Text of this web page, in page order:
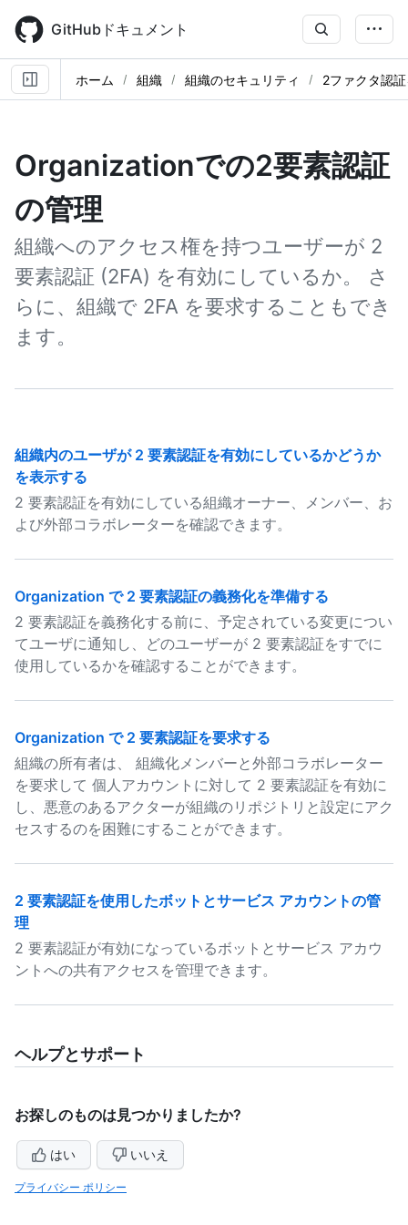
main
content
GitHubドキュメント
ホーム 組織 組織のセキュリティ 2ファクタ認
Organizationでの2要素認証
の管理
組織へのアクセス権を持つユーザーが 2
要素認証 (2FA) を有効にしているか。 さ
らに、組織で 2FA を要求することもでき
ます。
組織内のユーザが 2 要素認証を有効にしているかどうか
を表示する
2 要素認証を有効にしている組織オーナー、メンバー、お
よび外部コラボレーターを確認できます。
Organization で 2 要素認証の義務化を準備する
2 要素認証を義務化する前に、予定されている変更につい
てユーザに通知し、どのユーザーが 2 要素認証をすでに
使用しているかを確認することができます。
Organization で 2 要素認証を要求する
組織の所有者は、 組織化メンバーと外部コラボレーター
を要求して 個人アカウントに対して 2 要素認証を有効に
し、悪意のあるアクターが組織のリポジトリと設定にアク
セスするのを困難にすることができます。
2 要素認証を使用したボットとサービス アカウントの管
理
2 要素認証が有効になっているボットとサービス アカウ
ントへの共有アクセスを管理できます。
ヘルプとサポート
お探しのものは見つかりましたか?
はい いいえ
プライバシー ポリシー